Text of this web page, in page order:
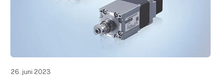
26. juni 2023